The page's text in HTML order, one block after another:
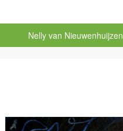
Nelly van Nieuwenhuijzen